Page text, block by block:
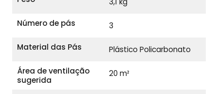
Número de pás 3
Material das Pás Plástico Policarbonato
Área de ventilação
sugerida
20 m²